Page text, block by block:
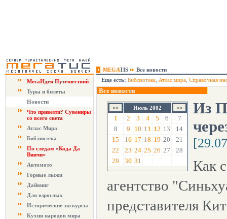
MEGATIS
Все новости
МегаИдеи Путешествий
Туры и билеты
Новости
Что привезти? Сувениры
со всего света
Атлас Мира
Библиотека
По следам «Кода Да
Винчи»
Автомото
Горные лыжи
Дайвинг
Для взрослых
Исторические экскурсы
Кухня народов мира
Еще есть: Библиотека Атлас мира Справочная
Все новости
Июль 2002
1 2 3 4 5 6
7
8
9 10 11 12 13
14
15
16 17 18 19 20
21
22
23 24 25 26 27
28
29
30 31
Из
Как
агентство
представителя